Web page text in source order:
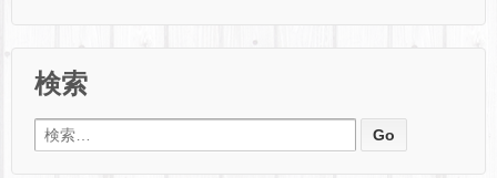
検索
検索: